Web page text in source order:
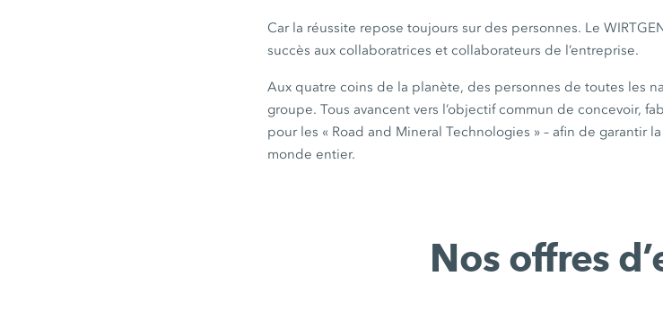
Car la réussite repose toujours sur des personnes. Le
succès aux collaboratrices et collaborateurs de l’entreprise.
Aux quatre coins de la planète, des personnes de toutes les
groupe. Tous avancent vers l’objectif commun de concevoir,
pour les « Road and Mineral Technologies » – afin de garantir
monde entier.
Nos offres